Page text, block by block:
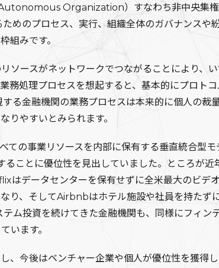
Organization）すなわち非中央集権
めのプロセス、実行、組織全体のガバナンスや
組みです。
ソースがネットワークでつながることにより、
務処理プロセスを想起すると、基本的にプロト
金融機関の業務プロセスは本来的に個人の裁
りやすいとみられます。
の事業リソースを内部に保有する垂直統合型モ
ることに優位性を見出していました。ところが
はデータセンターを保有せずに全米最大のビデ
り、そしてAirbnbはホテル施設や社員を持た
ム投資を続けてきた金融機関も、同様にフィン
います。
、今後はベンチャー企業や個人が優位性を獲得